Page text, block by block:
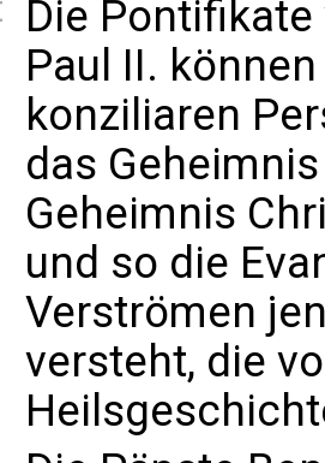
Die
Paul II.
konziliaren
das
Geheimnis
und so die
Verströmen
versteht, die